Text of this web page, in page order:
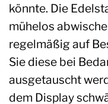
könnte. Die
mühelos
regelmäßig auf
Sie diese bei
ausgetauscht
dem Display